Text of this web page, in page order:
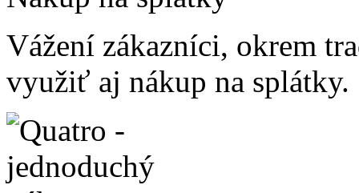
Vážení zákazníci, okrem
využiť aj nákup na splátky.